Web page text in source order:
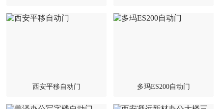
西安平移自动门 多玛ES200自动门